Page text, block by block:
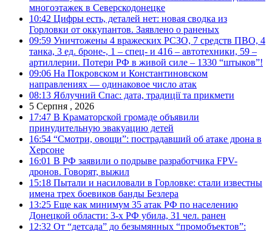
многоэтажек в Северскодонецке
10:42 Цифры есть, деталей нет: новая сводка из
Горловки от оккупантов. Заявлено о раненых
09:59 Уничтожены 4 вражеских РСЗО, 7 средств ПВО, 4
танка, 3 ед. броне-, 1 – спец- и 416 – автотехники, 59 –
артиллерии. Потери РФ в живой силе – 1330 “штыков”!
09:06 На Покровском и Константиновском
направлениях — одинаковое число атак
08:13 Яблучний Спас: дата, традиції та прикмети
5 Серпня , 2026
17:47 В Краматорской громаде объявили
принудительную эвакуацию детей
16:54 “Смотри, овощи”: пострадавший об атаке дрона в
Херсоне
16:01 В РФ заявили о подрыве разработчика FPV-
дронов. Говорят, выжил
15:18 Пытали и насиловали в Горловке: стали известны
имена трех боевиков банды Безлера
13:25 Еще как минимум 35 атак РФ по населению
Донецкой области: 3-х РФ убила, 31 чел. ранен
12:32 От “детсада” до безымянных “промобъектов”: